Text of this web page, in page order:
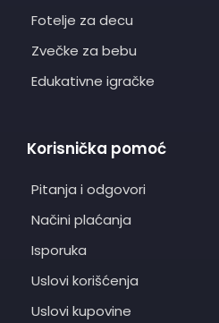
Fotelje za decu
Zvečke za bebu
Edukativne igračke
Korisnička pomoć
Pitanja i odgovori
Načini plaćanja
Isporuka
Uslovi korišćenja
Uslovi kupovine